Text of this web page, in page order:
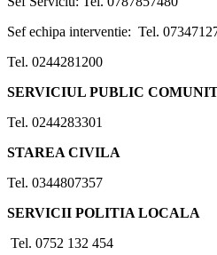
Sef echipa interventie: Tel.
Tel. 0244281200
SERVICIUL PUBLIC
Tel. 0244283301
STAREA CIVILA
Tel. 0344807357
SERVICII POLITIA LOCALA
Tel. 0752 132 454